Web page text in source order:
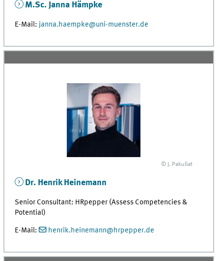
M.Sc. Janna Hämpke
E-Mail: janna.haempke@uni-muenster.de
© J. Pakullat
Dr. Henrik Heinemann
Senior Consultant: HRpepper (Assess Competencies &
Potential)
E-Mail: henrik.heinemann@hrpepper.de